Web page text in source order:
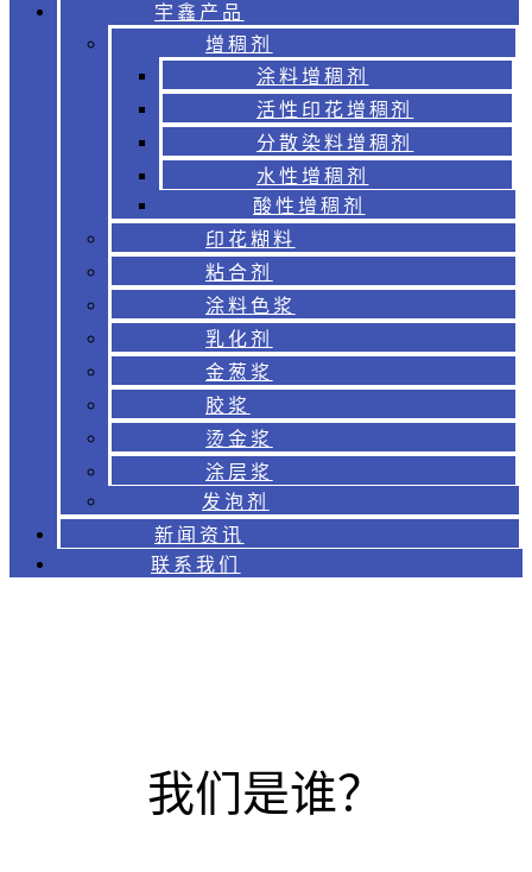
宇鑫产品
增稠剂
涂料增稠剂
活性印花增稠剂
分散染料增稠剂
水性增稠剂
酸性增稠剂
印花糊料
粘合剂
涂料色浆
乳化剂
金葱浆
胶浆
烫金浆
涂层浆
发泡剂
新闻资讯
联系我们
我们是谁？